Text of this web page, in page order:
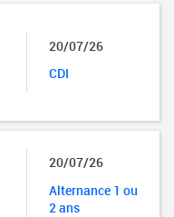
20/07/26
CDI
20/07/26
Alternance 1 ou
2 ans